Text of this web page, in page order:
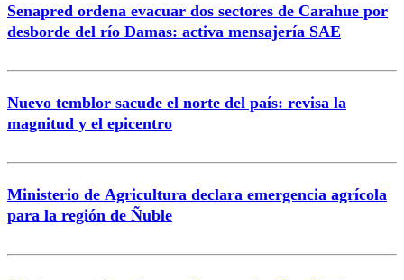
Correo
Senapred ordena evacuar dos sectores de Carahue por
desborde del río Damas: activa mensajería SAE
Nuevo temblor sacude el norte del país: revisa la
magnitud y el epicentro
Ministerio de Agricultura declara emergencia agrícola
para la región de Ñuble